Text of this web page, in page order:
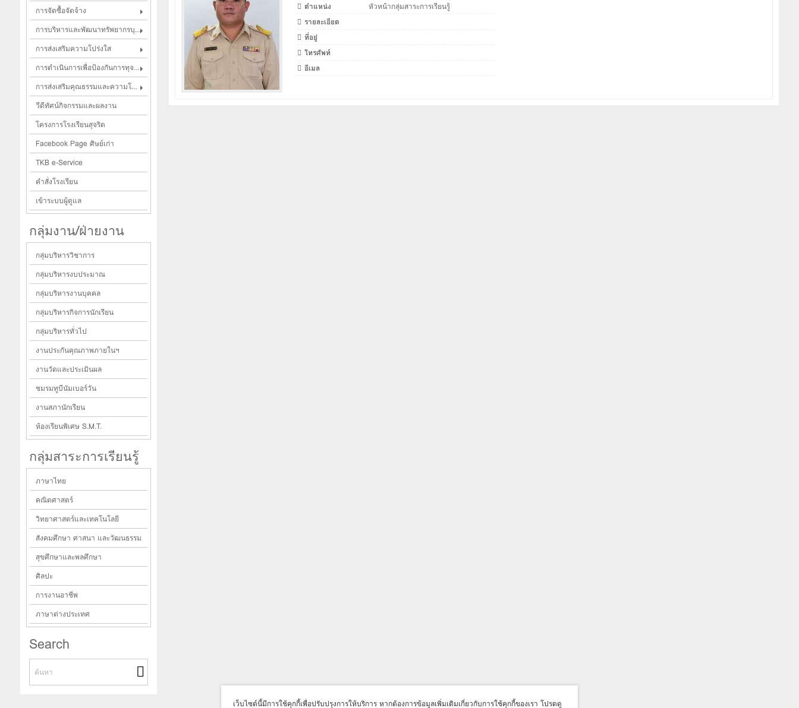
ตำแหน่ง
หัวหน้ากลุ่มสาระการเรียนรู้
รายละเอียด
ที่อยู่
โทรศัพท์
อีเมล
การจัดซื้อจัดจ้าง
การบริหารและพัฒนาทรัพยากรบุคคล
การส่งเสริมความโปร่งใส
การดำเนินการเพื่อป้องกันการทุจริตในประเด็นสินบน
การส่งเสริมคุณธรรมและความโปร่งใส
วีดีทัศน์กิจกรรมและผลงาน
โครงการโรงเรียนสุจริต
Facebook Page ศิษย์เก่า
TKB e-Service
คำสั่งโรงเรียน
เข้าระบบผู้ดูแล
กลุ่มงาน/ฝ่ายงาน
กลุ่มบริหารวิชาการ
กลุ่มบริหารงบประมาณ
กลุ่มบริหารงานบุคคล
กลุ่มบริหารกิจการนักเรียน
กลุ่มบริหารทั่วไป
งานประกันคุณภาพภายในฯ
งานวัดและประเมินผล
ชมรมทูบีนัมเบอร์วัน
งานสภานักเรียน
ห้องเรียนพิเศษ S.M.T.
กลุ่มสาระการเรียนรู้
ภาษาไทย
คณิตศาสตร์
วิทยาศาสตร์และเทคโนโลยี
สังคมศึกษา ศาสนา และวัฒนธรรม
สุขศึกษาและพลศึกษา
ศิลปะ
การงานอาชีพ
ภาษาต่างประเทศ
Search
เว็บไซต์นี้มีการใช้คุกกี้เพื่อปรับปรุงการให้บริการ หากต้องการข้อมูลเพิ่มเติมเกี่ยวกับการใช้คุกกี้ของเรา โปรดดู